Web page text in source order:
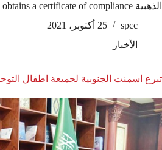
الذهبية The Company obtains a certificate of compliance
spcc
25 أكتوبر، 2021
الأخبار
تبرع اسمنت الجنوبية لجميعة اطفال